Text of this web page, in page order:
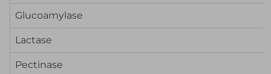
Glucoamylase
Lactase
Pectinase